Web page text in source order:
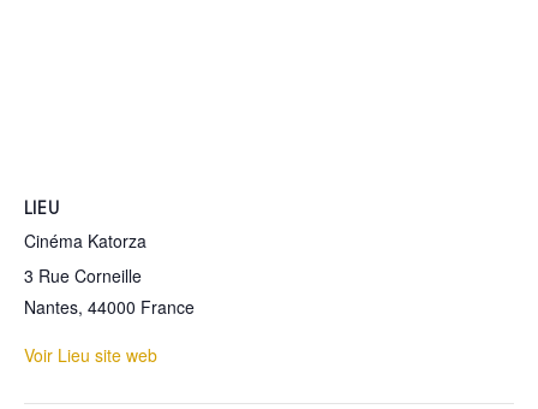
LIEU
Cinéma Katorza
3 Rue Corneille
Nantes, 44000 France
Voir Lieu site web